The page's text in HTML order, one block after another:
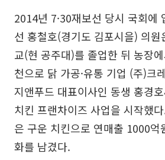
2014년 7·30재보선 당시 국회에
선 홍철호(경기도 김포시을) 의
교(현 공주대)를 졸업한 뒤 농장
천으로 닭 가공·유통 기업 (주)크
지앤푸드 대표이사인 동생 홍경
치킨 프랜차이즈 사업을 시작했
은 구운 치킨으로 연매출 1000억
화를 남겼다.